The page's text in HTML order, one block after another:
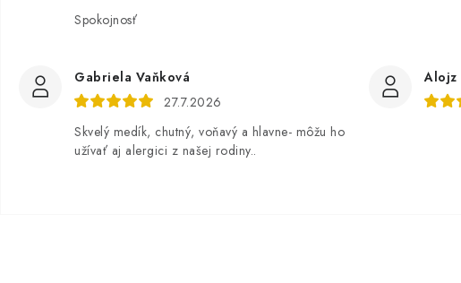
Spokojnosť
Gabriela Vaňková
27.7.2026
Skvelý medík, chutný, voňavý a hlavne- môžu ho
užívať aj alergici z našej rodiny..
Alojz